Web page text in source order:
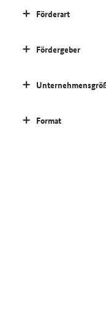
Förderart
Fördergeber
Format